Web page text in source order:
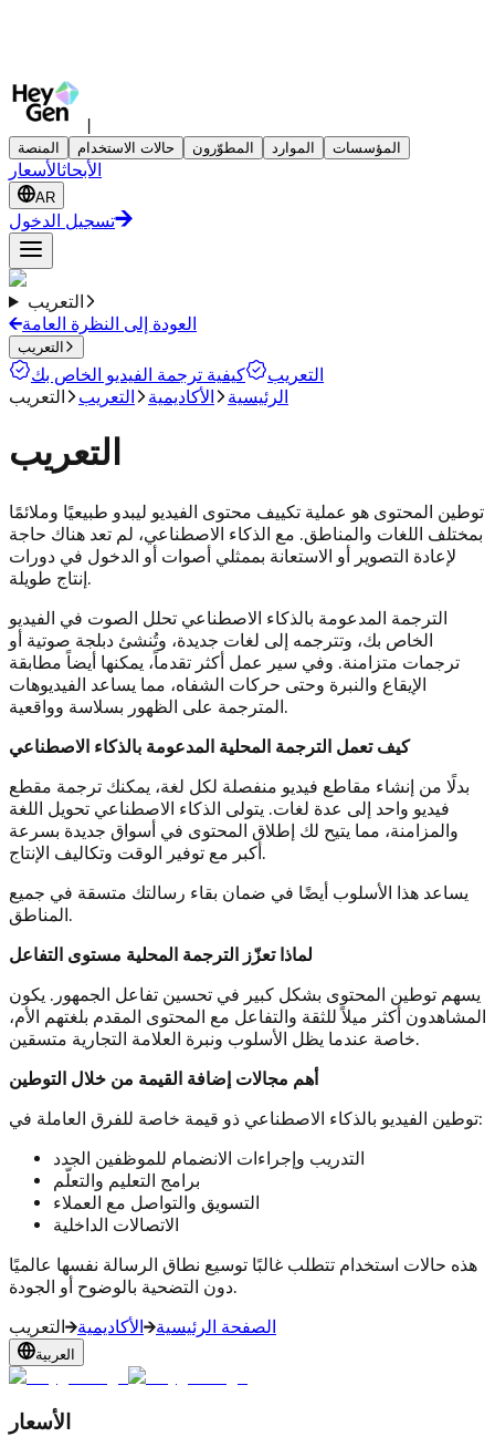
|
المنصة حالات الاستخدام المطوّرون الموارد المؤسسات
الأبحاثالأسعار
AR
تسجيل الدخول
التعريب
العودة إلى النظرة العامة
التعريب
التعريب
كيفية ترجمة الفيديو الخاص بك
الرئيسية
الأكاديمية التعريب التعريب
التعريب
توطين المحتوى هو عملية تكييف محتوى الفيديو ليبدو طبيعيًا وملائمًا
بمختلف اللغات والمناطق. مع الذكاء الاصطناعي، لم تعد هناك حاجة
لإعادة التصوير أو الاستعانة بممثلي أصوات أو الدخول في دورات
إنتاج طويلة.
الترجمة المدعومة بالذكاء الاصطناعي تحلل الصوت في الفيديو
الخاص بك، وتترجمه إلى لغات جديدة، وتُنشئ دبلجة صوتية أو
ترجمات متزامنة. وفي سير عمل أكثر تقدماً، يمكنها أيضاً مطابقة
الإيقاع والنبرة وحتى حركات الشفاه، مما يساعد الفيديوهات
المترجمة على الظهور بسلاسة وواقعية.
كيف تعمل الترجمة المحلية المدعومة بالذكاء الاصطناعي
بدلًا من إنشاء مقاطع فيديو منفصلة لكل لغة، يمكنك ترجمة مقطع
فيديو واحد إلى عدة لغات. يتولى الذكاء الاصطناعي تحويل اللغة
والمزامنة، مما يتيح لك إطلاق المحتوى في أسواق جديدة بسرعة
أكبر مع توفير الوقت وتكاليف الإنتاج.
يساعد هذا الأسلوب أيضًا في ضمان بقاء رسالتك متسقة في جميع
المناطق.
لماذا تعزّز الترجمة المحلية مستوى التفاعل
يسهم توطين المحتوى بشكل كبير في تحسين تفاعل الجمهور. يكون
المشاهدون أكثر ميلاً للثقة والتفاعل مع المحتوى المقدم بلغتهم الأم،
خاصة عندما يظل الأسلوب ونبرة العلامة التجارية متسقين.
أهم مجالات إضافة القيمة من خلال التوطين
توطين الفيديو بالذكاء الاصطناعي ذو قيمة خاصة للفرق العاملة في:
التدريب وإجراءات الانضمام للموظفين الجدد
برامج التعليم والتعلّم
التسويق والتواصل مع العملاء
الاتصالات الداخلية
هذه حالات استخدام تتطلب غالبًا توسيع نطاق الرسالة نفسها عالميًا
دون التضحية بالوضوح أو الجودة.
الصفحة الرئيسية
الأكاديمية التعريب
العربية
الأسعار